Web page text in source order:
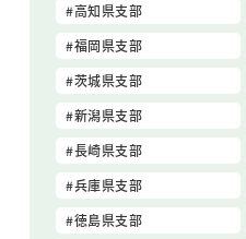
高知県支部
福岡県支部
茨城県支部
新潟県支部
長崎県支部
兵庫県支部
徳島県支部